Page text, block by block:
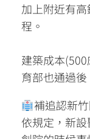
加上附近有
程。
建築成本
育部也通過
補追認新
依規定，新